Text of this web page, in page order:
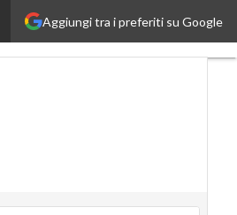
Aggiungi tra i preferiti su Google